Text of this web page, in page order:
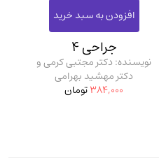
جراحی 4
نویسنده: دکتر مجتبی کرمی و
دکتر مهشید بهرامی
384,000تومان